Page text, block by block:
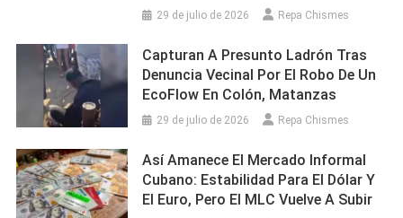
29 de julio de 2026 Repa Chismes
Capturan A Presunto Ladrón Tras
Denuncia Vecinal Por El Robo De Un
EcoFlow En Colón, Matanzas
29 de julio de 2026 Repa Chismes
Así Amanece El Mercado Informal
Cubano: Estabilidad Para El Dólar Y
El Euro, Pero El MLC Vuelve A Subir